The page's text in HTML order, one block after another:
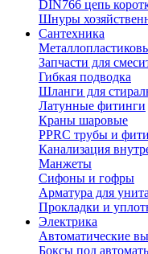
DIN766 цепь
Шнуры
Сантехника
Запчасти для
Гибкая подводка
Шланги для
Латунные фитинги
Краны шаровые
PPRC трубы и
Канализация
Манжеты
Сифоны и гофры
Арматура для
Прокладки и
Электрика
Автоматические
Боксы под